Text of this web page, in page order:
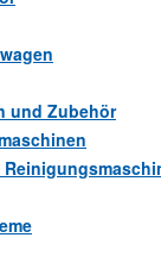
und Zubehör